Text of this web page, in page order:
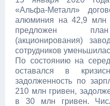
«Альфа-Металл»
алюминия на 42,9 млн
предложен план
(акционирования)
сотрудников
По состоянию на
оставался в
задолженность по
210 млн гривен,
в 30 млн гривен.